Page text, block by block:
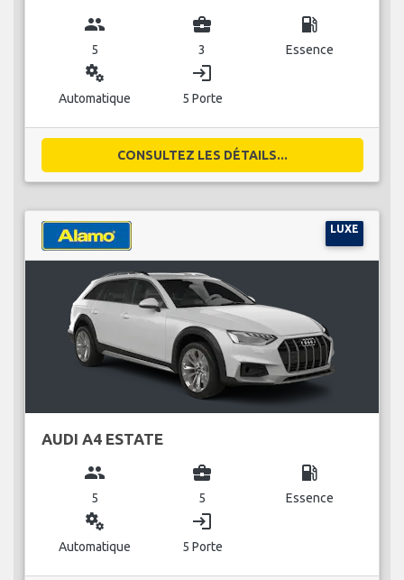
group
5
business_center
3
local_gas_station
Essence
miscellaneous_services
Automatique
login
5 Porte
CONSULTEZ LES DÉTAILS...
LUXE
AUDI A4 ESTATE
group
5
business_center
5
local_gas_station
Essence
miscellaneous_services
Automatique
login
5 Porte